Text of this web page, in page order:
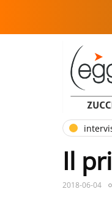
Il
2018-06-04